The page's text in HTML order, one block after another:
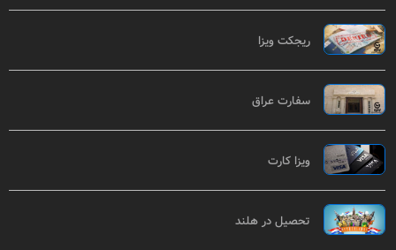
ریجکت ویزا
سفارت عراق
ویزا کارت
تحصیل در هلند